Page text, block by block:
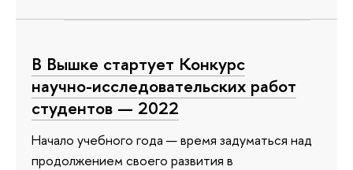
В Вышке стартует Конкурс
научно-исследовательских работ
студентов — 2022
Начало учебного года — время задуматься над
продолжением своего развития в